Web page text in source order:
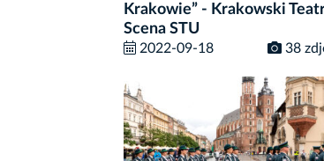
Krakowie” - Krakowski
Scena STU
2022-09-18 38